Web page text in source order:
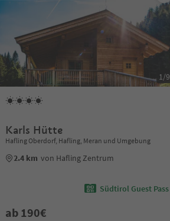
1/9
Karls Hütte
Hafling Oberdorf, Hafling, Meran und Umgebung
2.4 km von Hafling Zentrum
Südtirol Guest Pass
ab 190€